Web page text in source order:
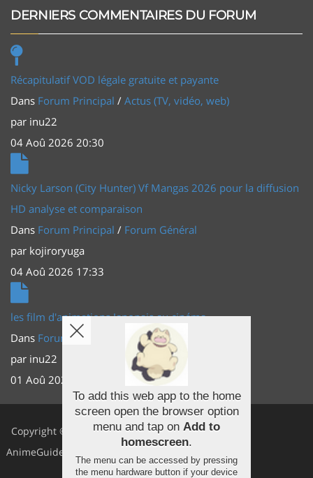
DERNIERS COMMENTAIRES DU FORUM
Récapitulatif VOD légale gratuite et payante
Dans Forum Principal / Actus (TV, vidéo, web)
par inu22
04 Aoû 2026 20:30
Nicky Larson (City Hunter) Vf Mangas 2026 pour la diffusion
HD analyse et comparaison
Dans Forum Principal / Forum Général
par kojiroryuga
04 Aoû 2026 17:33
les film d'animations Japonais au cinéma
Dans Forum Principal
Actus (TV, vidéo, web)
par inu22
01 Aoû 2026 20:56
Copyright ©
AnimeGuides
Facebook
Youtube
Twitter
To add this web app to the home
screen open the browser option
menu and tap on Add to
homescreen.
The menu can be accessed by pressing
the menu hardware button if your device